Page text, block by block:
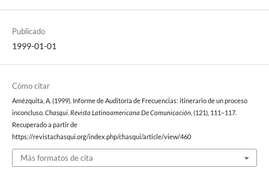
Publicado
1999-01-01
Cómo citar
Amézquita, A. (1999). Informe de Auditoría de Frecuencias: itinerario de un proceso
inconcluso. Chasqui. Revista Latinoamericana De Comunicación, (121), 111–117.
Recuperado a partir de
https://revistachasqui.org/index.php/chasqui/article/view/460
Más formatos de cita